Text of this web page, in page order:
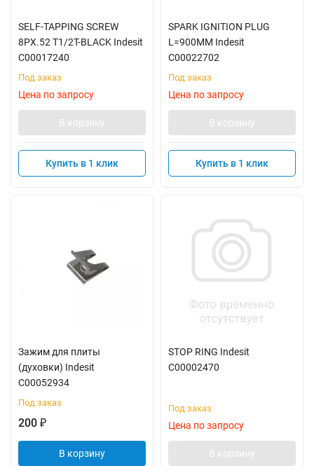
SELF-TAPPING SCREW
8PX.52 T1/2T-BLACK Indesit
C00017240
Под заказ
Цена по запросу
В корзину
Купить в 1 клик
SPARK IGNITION PLUG
L=900MM Indesit
C00022702
Под заказ
Цена по запросу
В корзину
Купить в 1 клик
Зажим для плиты
(духовки) Indesit
C00052934
Под заказ
200 ₽
В корзину
STOP RING Indesit
C00002470
Под заказ
Цена по запросу
В корзину